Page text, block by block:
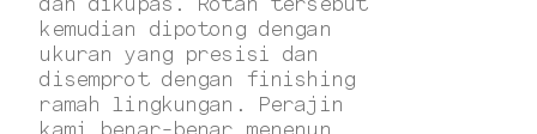
kemudian dipotong dengan
ukuran yang presisi dan
disemprot dengan finishing
ramah lingkungan. Perajin